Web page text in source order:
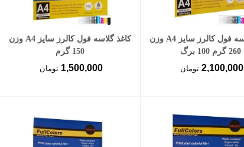
افزودن به سبد خرید
کاغذ گلاسه فول کالرز سایز A4 وزن
260 گرم 100 برگ
2,100,000 تومان
افزودن به سبد خرید
کاغذ گلاسه فول کالرز سایز A4 وزن
150 گرم
1,500,000 تومان